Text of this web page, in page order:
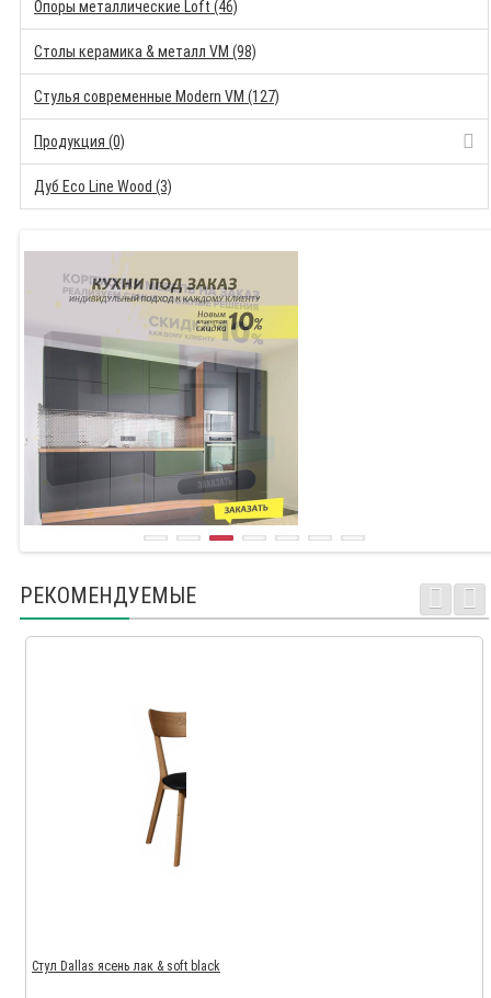
Опоры металлические Loft (46)
Столы керамика & металл VM (98)
Стулья современные Modern VM (127)
Продукция (0)
Дуб Eco Line Wood (3)
РЕКОМЕНДУЕМЫЕ
Стул Dallas ясень лак & soft black